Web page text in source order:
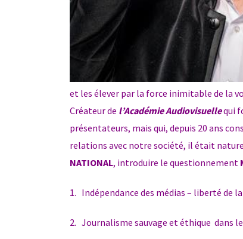
et les élever par la force inimitable de la
Créateur de l’Académie Audiovisuellequi
présentateurs, mais qui, depuis 20 ans
relations avec notre société, il était
NATIONAL, introduire le questionnement
1. Indépendance des médias – liberté de
2. Journalisme sauvage et éthique dans